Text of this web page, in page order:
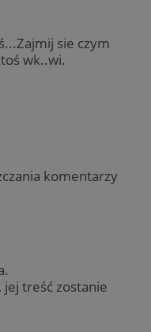
sie czym
wk..wi.
komentarzy
treść zostanie